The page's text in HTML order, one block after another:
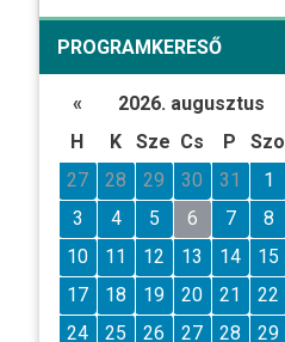
PROGRAMKERESŐ
« 2026. augusztus
H
K Sze Cs P Szo
27
28 29 30 31 1
3
4 5 6 7 8
10
11 12 13 14 15
17
18 19 20 21 22
24
25 26 27 28 29